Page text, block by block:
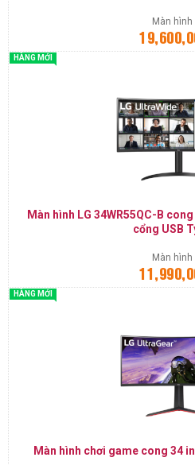
Màn hình
HÀNG MỚI
Màn hình LG 34WR55QC-B
cổng USB
Màn hình
HÀNG MỚI
Màn hình chơi game cong 34